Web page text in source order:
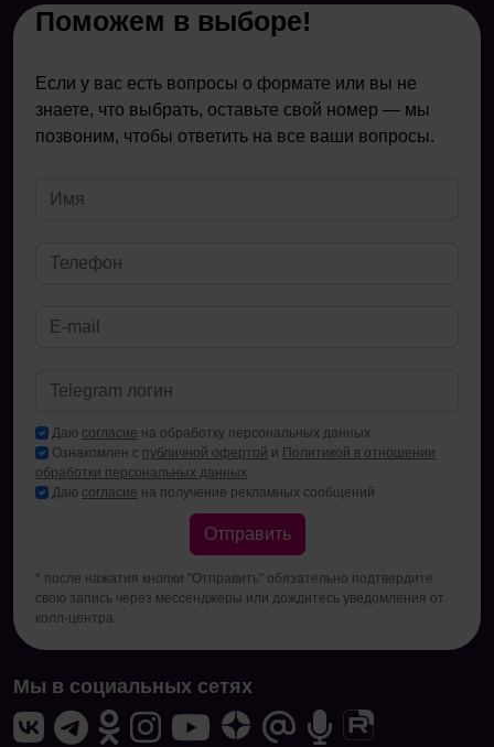
Поможем в выборе!
Если у вас есть вопросы о формате или вы не
знаете, что выбрать, оставьте свой номер — мы
позвоним, чтобы ответить на все ваши вопросы.
Даю согласие на обработку персональных данных
Ознакомлен с публичной офертой и Политикой в отношении
обработки персональных данных.
Даю согласие на получение рекламных сообщений
Отправить
* после нажатия кнопки "Отправить" обязательно подтвердите
свою запись через мессенджеры или дождитесь уведомления от
колл-центра
Мы в социальных сетях